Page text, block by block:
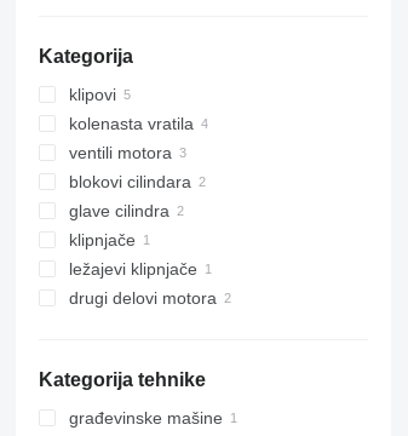
Kategorija
klipovi
kolenasta vratila
ventili motora
blokovi cilindara
glave cilindra
klipnjače
ležajevi klipnjače
drugi delovi motora
Kategorija tehnike
građevinske mašine